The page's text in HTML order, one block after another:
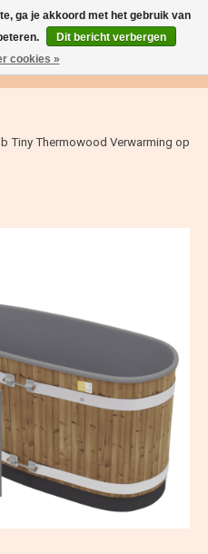
Verlanglijst
Tiny Thermowood Verwarming op
ga je akkoord met het gebruik van
Dit bericht verbergen
cookies »